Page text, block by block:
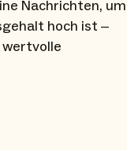
Nachrichten, um
hoch ist –
wertvolle